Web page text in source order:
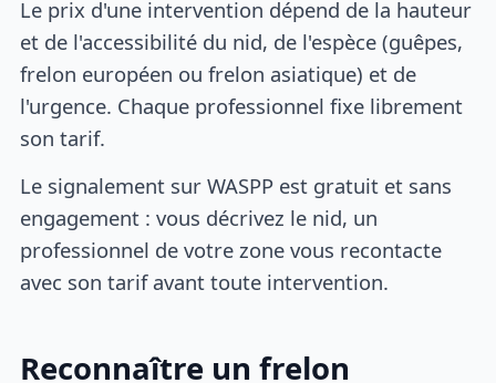
Le prix d'une intervention dépend de la hauteur
et de l'accessibilité du nid, de l'espèce (guêpes,
frelon européen ou frelon asiatique) et de
l'urgence. Chaque professionnel fixe librement
son tarif.
Le signalement sur WASPP est gratuit et sans
engagement : vous décrivez le nid, un
professionnel de votre zone vous recontacte
avec son tarif avant toute intervention.
Reconnaître un frelon